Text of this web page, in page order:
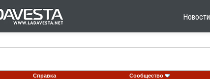
Новости
Справка Сообщество